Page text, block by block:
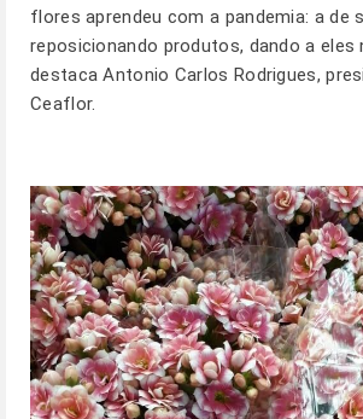
flores aprendeu com a pandemia: a de
reposicionando produtos, dando a eles
destaca Antonio Carlos Rodrigues,
Ceaflor.